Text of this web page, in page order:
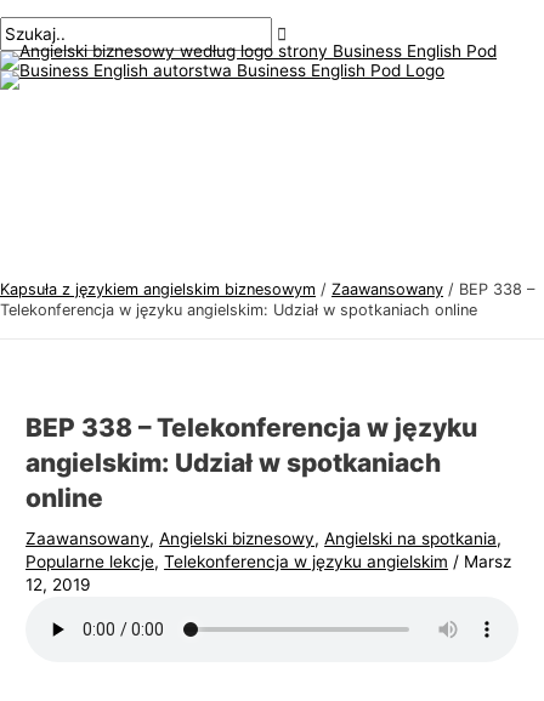
do
treści
główne
Kapsuła z językiem angielskim biznesowym / Zaawansowany / BEP 338 –
Telekonferencja w języku angielskim: Udział w spotkaniach online
BEP 338 – Telekonferencja w języku
angielskim: Udział w spotkaniach
online
Zaawansowany,Angielski biznesowy,Angielski na spotkania,
Popularne lekcje,Telekonferencja w języku angielskim / Marsz
12, 2019
po
wpisach
tutaj..
mail*
T
e
m
ę
a
a
n
g
i
S
z
u